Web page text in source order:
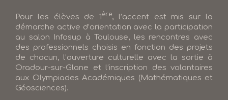
Pour les élèves de 1 ère, l’accent est mis sur la
démarche active d’orientation avec la participation
au salon Infosup à Toulouse, les rencontres avec
des professionnels choisis en fonction des projets
de chacun, l’ouverture culturelle avec la sortie à
Oradour-sur-Glane et l’inscription des volontaires
aux Olympiades Académiques (Mathématiques et
Géosciences).